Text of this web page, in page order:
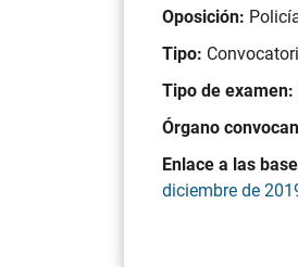
Oposición:
Tipo:
Tipo de examen:
Órgano
Enlace a las
diciembre de